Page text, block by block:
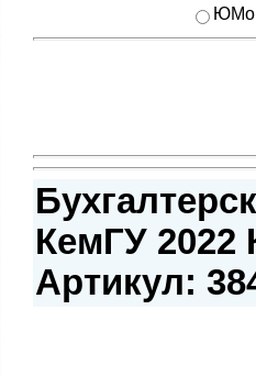
КемГУ 2022
Артикул: